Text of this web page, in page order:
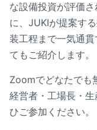
な設備投資が評価
に、JUKIが提案す
装工程まで一気通
てもご紹介します。
Zoomでどなたでも
経営者・工場長・
ひご参加ください。